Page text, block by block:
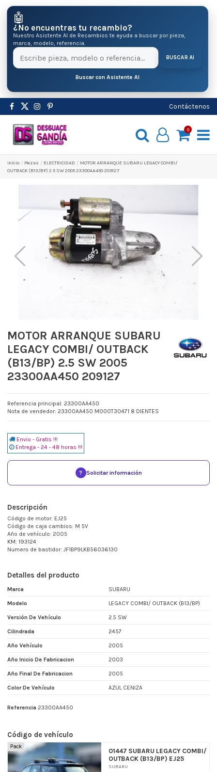
🤖
¿No encuentras tu recambio?
Nuestro Asistente AI de Recambios te ayuda a buscar por pieza,
marca, modelo, referencia.
BUSCAR AI
Buscar con Asistente AI
Contáctenos
0
Inicio Pіezas ELECTRICIDAD
MOTOR ARRANQUE SUBARU LEGACY COMBI/
OUTBACK (B13/BP) 2.5 SW 2005 23300AA450 209127
MOTOR ARRANQUE SUBARU
LEGACY COMBI/ OUTBACK
(B13/BP) 2.5 SW 2005
23300AA450 209127
Referencia principal: 23300AA450
Nota de vendedor: 23300AA450 M000T30471 8 DIENTES
Envio - Gratis !!!
Entrega - 24 - 48 horas !!!
? Solicitar información
Descripción
Código de motor: EJ25
Código de caja cambios: M 5V
Año de vehículo: 2005
KM: 193124
Numero de bastidor: JF1BP9LKB56036130
Detalles del producto
Marca SUBARU
Modelo LEGACY COMBI/ OUTBACK (B13/BP)
Versión De Vehículo 2.5 SW
Cilindrada 2457
Año Vehículo 2005
Año Inicio De Fabricacion 2003
Año Final De Fabricacion 2005
Color De Vehículo AZUL CENIZA
Referencia 23300AA450
Código de vehículo
Pack
01447 SUBARU LEGACY COMBI/
OUTBACK (B13/BP) EJ25
SUBARU